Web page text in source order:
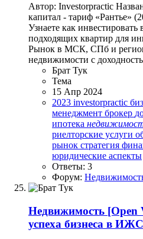
Автор: Investorpractic
капитал - тариф «Рантье»
Узнаете как
подходящих квартир для
Рынок в МСК, СПб и
недвижимости с
Брат Тук
Тема
15 Апр 2024
2023 investorpractic
менеджмент брокер
ипотека
риелторские услуги
рынок стратегия
юридические аспекты
Ответы: 3
Форум:
Недвижимость [Open
успеха бизнеса в